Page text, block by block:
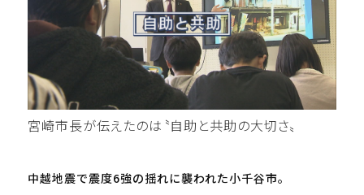
宮崎市長が伝えたのは〝自助と共助の大切さ〟
中越地震で震度6強の揺れに襲われた小千谷市。